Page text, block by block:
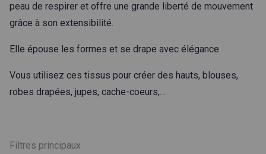
peau de respirer et offre une grande liberté de mouvement
grâce à son extensibilité.
Elle épouse les formes et se drape avec élégance
Vous utilisez ces tissus pour créer des hauts, blouses,
robes drapées, jupes, cache-coeurs,…
Filtres principaux